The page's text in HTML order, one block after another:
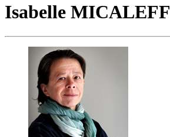
Isabelle MICALEFF